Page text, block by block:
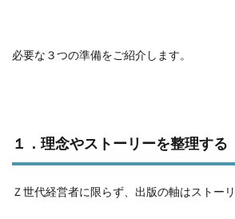
必要な３つの準備をご紹介します。
１．理念やストーリーを整理する
Ｚ世代経営者に限らず、出版の軸はストーリ